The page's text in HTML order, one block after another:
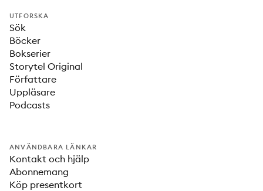
UTFORSKA
Sök
Böcker
Bokserier
Storytel Original
Författare
Uppläsare
Podcasts
ANVÄNDBARA LÄNKAR
Kontakt och hjälp
Abonnemang
Köp presentkort